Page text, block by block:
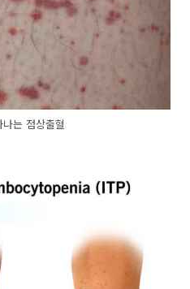
는 점상출혈